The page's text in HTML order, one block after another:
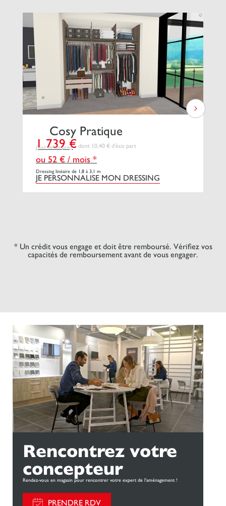
Cosy Pratique
1 739 € dont 10,40 € d'éco part
(Voir détails prix)
ou 52 € / mois *
Dressing linéaire de 1,8 à 3,1 m
JE PERSONNALISE MON DRESSING
* Un crédit vous engage et doit être remboursé. Vérifiez vos
capacités de remboursement avant de vous engager.
Rencontrez votre
concepteur
Rendez-vous en magasin pour rencontrer votre expert de l'aménagement !
PRENDRE RDV